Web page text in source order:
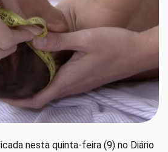
nesta quinta-feira (9) no Diário